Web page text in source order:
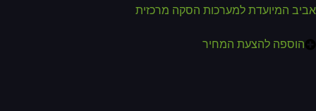
המיועדת למערכות הסקה מרכזית
הוספה להצעת המחיר